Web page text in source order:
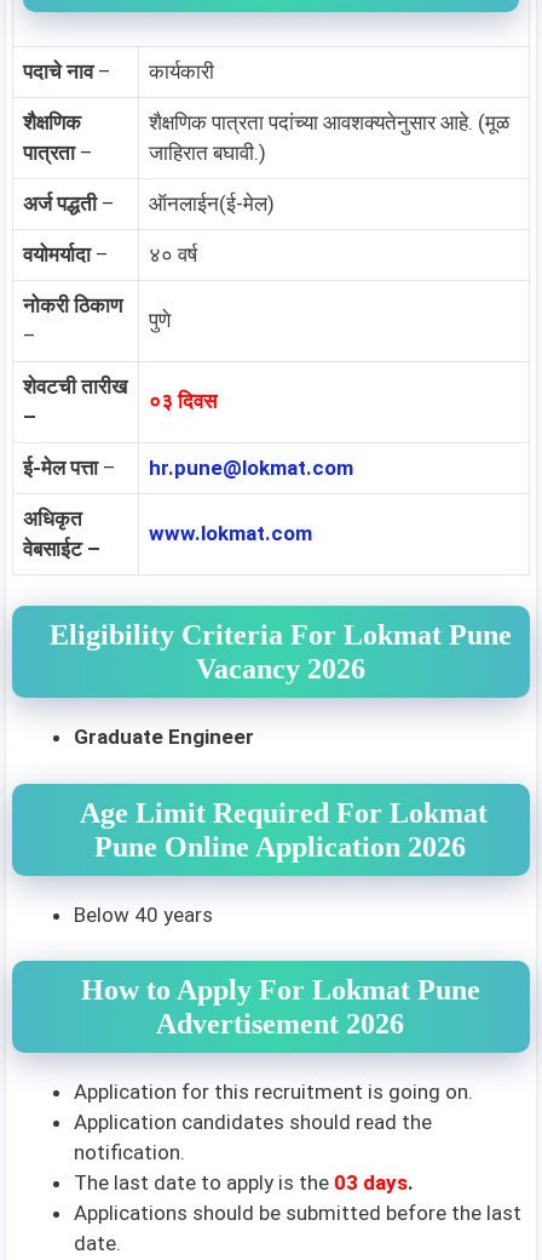
पदाचे नाव– कार्यकारी
शैक्षणिक
पात्रता–
शैक्षणिक पात्रता पदांच्या आवशक्यतेनुसार आहे. (मूळ
जाहिरात बघावी.)
अर्ज पद्धती– ऑनलाईन(ई-मेल)
वयोमर्यादा– ४० वर्ष
नोकरी ठिकाण
–
पुणे
शेवटची तारीख
–
०३ दिवस
ई-मेल पत्ता– hr.pune@lokmat.com
अधिकृत
वेबसाईट –
www.lokmat.com
Eligibility Criteria For Lokmat Pune
Vacancy 2026
Graduate Engineer
Age Limit Required For Lokmat
Pune Online Application 2026
Below 40 years
How to Apply For Lokmat Pune
Advertisement 2026
Application for this recruitment is going on.
Application candidates should read the
notification.
The last date to apply is the 03 days.
Applications should be submitted before the last
date.